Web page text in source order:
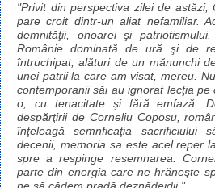
"Privit din perspectiva zilei de astăzi,
pare croit dintr-un aliat nefamiliar.
demnităţii, onoarei şi
Românie dominată de ură şi de
întruchipat, alături de un mănunchi
unei patrii la care am visat, mereu.
contemporanii săi au ignorat lecţia pe
o, cu tenacitate şi fără emfază.
despărţirii de Corneliu Coposu,
înţeleagă semnficaţia sacrificiului
decenii, memoria sa este acel reper
spre a respinge resemnarea.
parte din energia care ne hrăneşte